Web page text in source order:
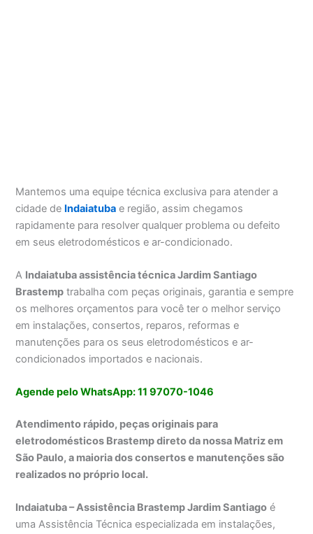
Mantemos uma equipe técnica exclusiva para atender a
cidade de Indaiatuba e região, assim chegamos
rapidamente para resolver qualquer problema ou defeito
em seus eletrodomésticos e ar-condicionado.
A Indaiatuba assistência técnica Jardim Santiago
Brastemp trabalha com peças originais, garantia e sempre
os melhores orçamentos para você ter o melhor serviço
em instalações, consertos, reparos, reformas e
manutenções para os seus eletrodomésticos e ar-
condicionados importados e nacionais.
Agende pelo WhatsApp: 11 97070-1046
Atendimento rápido, peças originais para
eletrodomésticos Brastemp direto da nossa Matriz em
São Paulo, a maioria dos consertos e manutenções são
realizados no próprio local.
Indaiatuba – Assistência Brastemp Jardim Santiago é
uma Assistência Técnica especializada em instalações,